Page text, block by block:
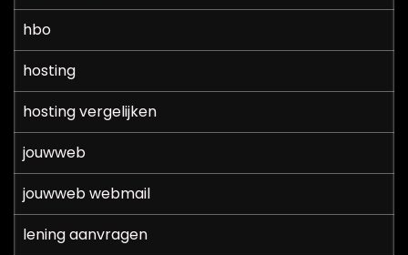
hbo
hosting
hosting vergelijken
jouwweb
jouwweb webmail
lening aanvragen